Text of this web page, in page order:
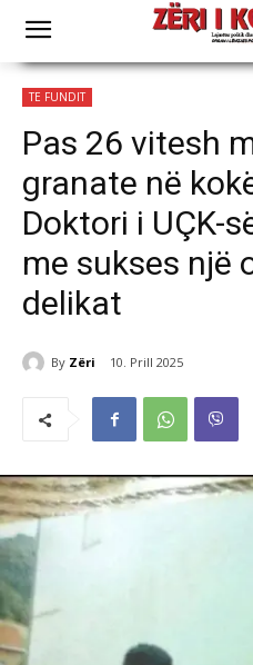
TE FUNDIT
Pas 26 vitesh
granate në
Doktori i UÇK-
me sukses një
delikat
By Zëri 10. Prill 2025